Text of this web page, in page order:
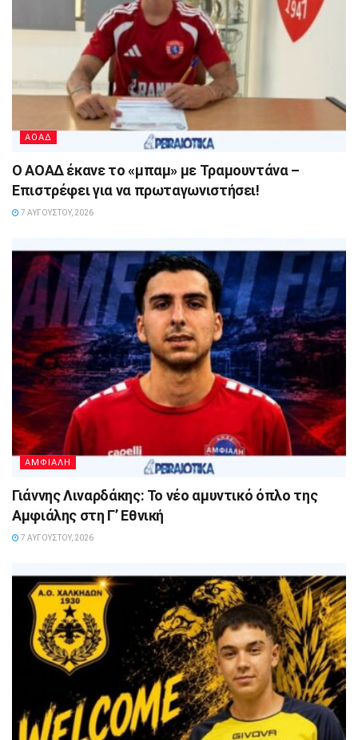
ΑΟΑΔ
Ο ΑΟΑΔ έκανε το «μπαμ» με Τραμουντάνα –
Επιστρέφει για να πρωταγωνιστήσει!
7 ΑΥΓΟΎΣΤΟΥ, 2026
ΑΜΦΙΑΛΗ
Γιάννης Λιναρδάκης: Το νέο αμυντικό όπλο της
Αμφιάλης στη Γ’ Εθνική
7 ΑΥΓΟΎΣΤΟΥ, 2026